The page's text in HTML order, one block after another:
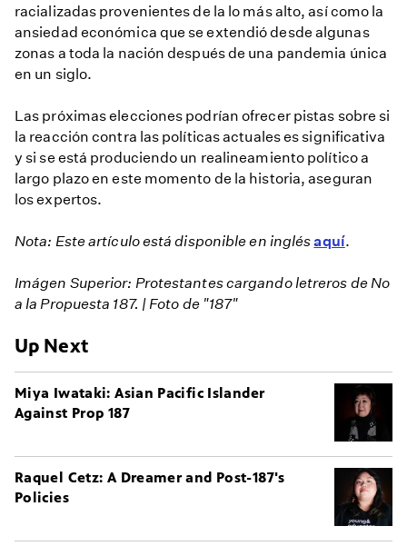
racializadas provenientes de la lo más alto, así como la
ansiedad económica que se extendió desde algunas
zonas a toda la nación después de una pandemia única
en un siglo.
Las próximas elecciones podrían ofrecer pistas sobre si
la reacción contra las políticas actuales es significativa
y si se está produciendo un realineamiento político a
largo plazo en este momento de la historia, aseguran
los expertos.
Nota: Este artículo está disponible en inglésaquí.
Imágen Superior: Protestantes cargando letreros de No
a la Propuesta 187. | Foto de "187"
Up Next
Miya Iwataki: Asian Pacific Islander
Against Prop 187
Raquel Cetz: A Dreamer and Post-187's
Policies